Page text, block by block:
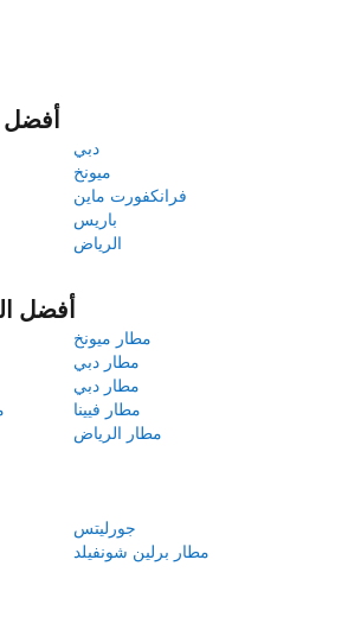
أفضل
دبي
ميونخ
فرانكفورت ماين
باريس
الرياض
أفضل
مطار ميونخ
مطار دبي
مطار دبي
مطار فيينا
مطار الرياض
جورليتس
مطار برلين شونفيلد